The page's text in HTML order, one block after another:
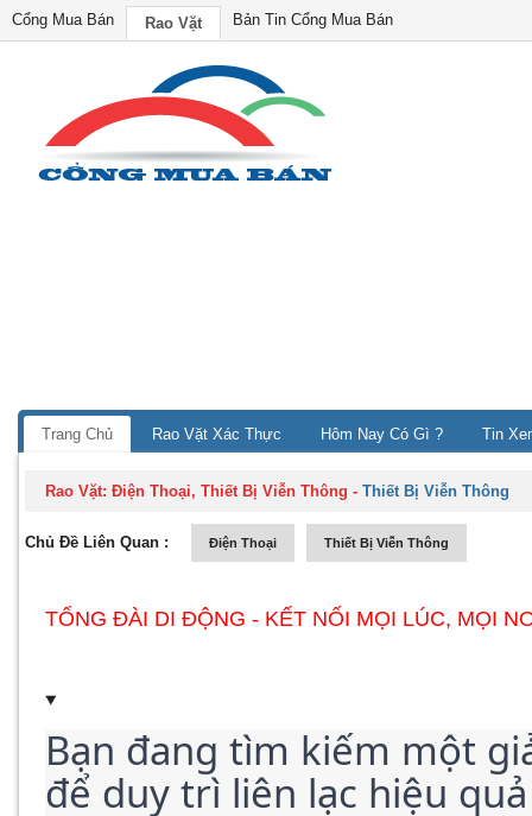
Cổng Mua Bán Rao Vặt Bản Tin Cổng Mua Bán
Trang Chủ Rao Vặt Xác Thực Hôm Nay Có Gì ? Tin
Rao Vặt:Điện Thoại, Thiết Bị Viễn Thông -Thiết Bị Viễn Thông
Chủ Đề Liên Quan : Điện Thoại Thiết Bị Viễn Thông
TỔNG ĐÀI DI ĐỘNG - KẾT NỐI MỌI LÚC, MỌI
Bạn đang tìm kiếm một
để duy trì liên lạc hiệu